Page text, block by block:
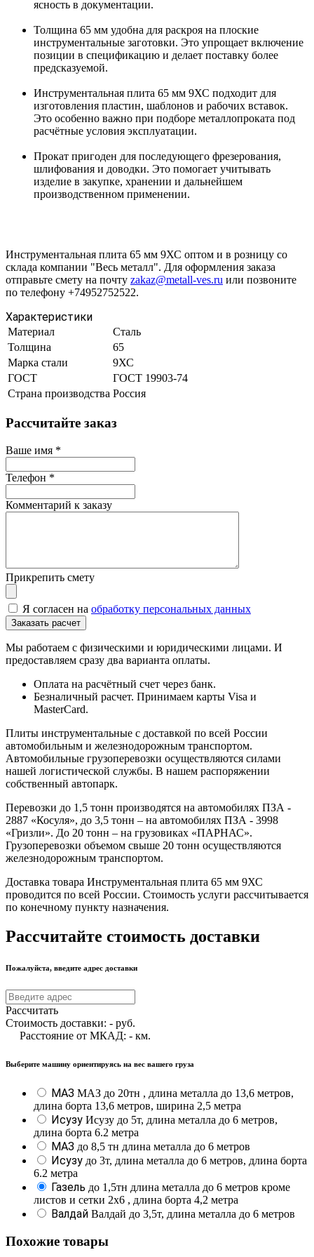
ясность в документации.
Толщина 65 мм удобна для раскроя на плоские
инструментальные заготовки. Это упрощает включение
позиции в спецификацию и делает поставку более
предсказуемой.
Инструментальная плита 65 мм 9ХС подходит для
изготовления пластин, шаблонов и рабочих вставок.
Это особенно важно при подборе металлопроката под
расчётные условия эксплуатации.
Прокат пригоден для последующего фрезерования,
шлифования и доводки. Это помогает учитывать
изделие в закупке, хранении и дальнейшем
производственном применении.
Инструментальная плита 65 мм 9ХС оптом и в розницу со
склада компании "Весь металл". Для оформления заказа
отправьте смету на почту zakaz@metall-ves.ru или позвоните
по телефону +74952752522.
Характеристики
Материал
Сталь
Толщина
65
Марка стали
9ХС
ГОСТ
ГОСТ 19903-74
Страна производства Россия
Рассчитайте заказ
Ваше имя *
Телефон *
Комментарий к заказу
Прикрепить смету
Я согласен на обработку персональных данных
Мы работаем с физическими и юридическими лицами. И
предоставляем сразу два варианта оплаты.
Оплата на расчётный счет через банк.
Безналичный расчет. Принимаем карты Visa и
MasterCard.
Плиты инструментальные с доставкой по всей России
автомобильным и железнодорожным транспортом.
Автомобильные грузоперевозки осуществляются силами
нашей логистической службы. В нашем распоряжении
собственный автопарк.
Перевозки до 1,5 тонн производятся на автомобилях ПЗА -
2887 «Косуля», до 3,5 тонн – на автомобилях ПЗА - 3998
«Гризли». До 20 тонн – на грузовиках «ПАРНАС».
Грузоперевозки объемом свыше 20 тонн осуществляются
железнодорожным транспортом.
Доставка товара Инструментальная плита 65 мм 9ХС
проводится по всей России. Стоимость услуги рассчитывается
по конечному пункту назначения.
Рассчитайте стоимость доставки
Пожалуйста, введите адрес доставки
Рассчитать
Стоимость доставки: - руб.
Расстояние от МКАД: - км.
Выберите машину ориентируясь на вес вашего груза
МАЗ МАЗ до 20тн , длина металла до 13,6 метров,
длина борта 13,6 метров, ширина 2,5 метра
Исузу Исузу до 5т, длина металла до 6 метров,
длина борта 6.2 метра
МАЗ до 8,5 тн длина металла до 6 метров
Исузу до 3т, длина металла до 6 метров, длина борта
6.2 метра
Газель до 1,5тн длина металла до 6 метров кроме
листов и сетки 2х6 , длина борта 4,2 метра
Валдай Валдай до 3,5т, длина металла до 6 метров
Похожие товары